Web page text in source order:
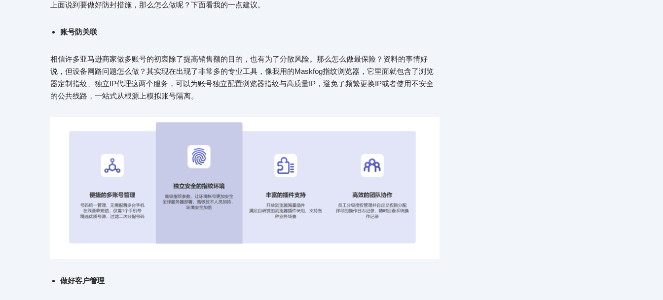
上面说到要做好防封措施，那么怎么做呢？下面看我的一点建议。
账号防关联
相信许多亚马逊商家做多账号的初衷除了提高销售额的目的，也有为了分散风险。那么怎么做最保险？资料的事情好
说，但设备网路问题怎么做？其实现在出现了非常多的专业工具，像我用的Maskfog指纹浏览器，它里面就包含了浏览
器定制指纹、独立IP代理这两个服务，可以为账号独立配置浏览器指纹与高质量IP，避免了频繁更换IP或者使用不安全
的公共线路，一站式从根源上模拟账号隔离。
做好客户管理